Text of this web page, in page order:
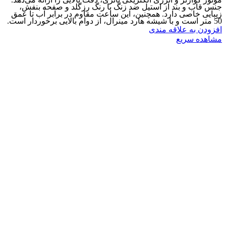
جنس قاب و بند از استیل ضد زنگ با رنگ رزگلد و صفحه بنفش،
زیبایی خاصی دارد. همچنین، این ساعت مقاوم در برابر آب تا عمق
50 متر است و با شیشه هارد مینرال، از دوام بالایی برخوردار است.
افزودن به علاقه مندی
مشاهده سریع